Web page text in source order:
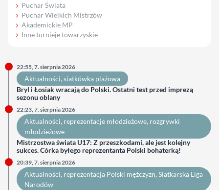
Puchar Świata
Puchar Wielkich Mistrzów
Akademickie MP
Inne turnieje towarzyskie
22:55, 7. sierpnia 2026
Aktualności, siatkówka plażowa
Bryl i Łosiak wracają do Polski. Ostatni test przed imprezą
sezonu oblany
22:23, 7. sierpnia 2026
Aktualności, reprezentacje młodzieżowe, rozgrywki
młodzieżowe
Mistrzostwa świata U17: Z przeszkodami, ale jest kolejny
sukces. Córka byłego reprezentanta Polski bohaterką!
20:39, 7. sierpnia 2026
Aktualności, reprezentacja Polski mężczyzn, Siatkarska Liga
Narodów